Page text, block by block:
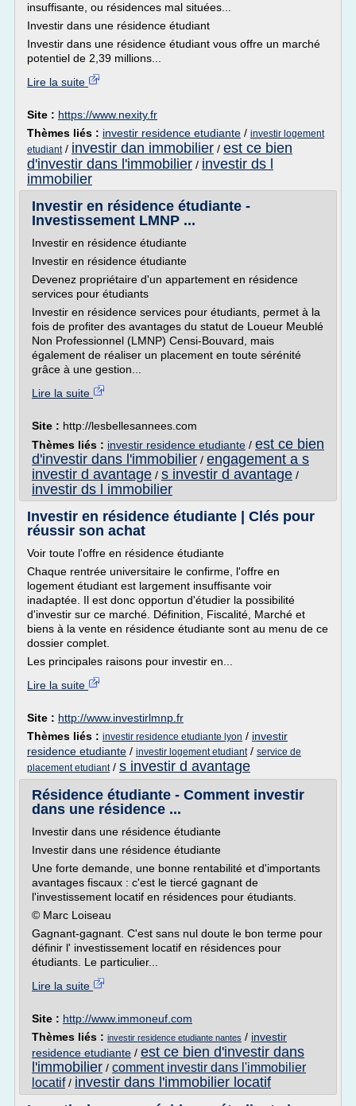
insuffisante, ou résidences mal situées...
Investir dans une résidence étudiant
Investir dans une résidence étudiant vous offre un marché
potentiel de 2,39 millions...
Lire la suite
Site : https://www.nexity.fr
Thèmes liés : investir residence etudiante / investir logement
etudiant/ investir dan immobilier / est ce bien
d'investir dans l'immobilier / investir ds l
immobilier
Investir en résidence étudiante -
Investissement LMNP ...
Investir en résidence étudiante
Investir en résidence étudiante
Devenez propriétaire d'un appartement en résidence
services pour étudiants
Investir en résidence services pour étudiants, permet à la
fois de profiter des avantages du statut de Loueur Meublé
Non Professionnel (LMNP) Censi-Bouvard, mais
également de réaliser un placement en toute sérénité
grâce à une gestion...
Lire la suite
Site : http://lesbellesannees.com
Thèmes liés : investir residence etudiante / est ce bien
d'investir dans l'immobilier / engagement a s
investir d avantage / s investir d avantage /
investir ds l immobilier
Investir en résidence étudiante | Clés pour
réussir son achat
Voir toute l'offre en résidence étudiante
Chaque rentrée universitaire le confirme, l'offre en
logement étudiant est largement insuffisante voir
inadaptée. Il est donc opportun d'étudier la possibilité
d'investir sur ce marché. Définition, Fiscalité, Marché et
biens à la vente en résidence étudiante sont au menu de ce
dossier complet.
Les principales raisons pour investir en...
Lire la suite
Site : http://www.investirlmnp.fr
Thèmes liés : investir residence etudiante lyon / investir
residence etudiante / investir logement etudiant/ service de
placement etudiant/ s investir d avantage
Résidence étudiante - Comment investir
dans une résidence ...
Investir dans une résidence étudiante
Investir dans une résidence étudiante
Une forte demande, une bonne rentabilité et d'importants
avantages fiscaux : c'est le tiercé gagnant de
l'investissement locatif en résidences pour étudiants.
© Marc Loiseau
Gagnant-gagnant. C'est sans nul doute le bon terme pour
définir l' investissement locatif en résidences pour
étudiants. Le particulier...
Lire la suite
Site : http://www.immoneuf.com
Thèmes liés : investir residence etudiante nantes / investir
residence etudiante / est ce bien d'investir dans
l'immobilier / comment investir dans l'immobilier
locatif/ investir dans l'immobilier locatif